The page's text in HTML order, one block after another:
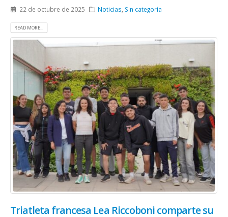
22 de octubre de 2025 Noticias Sin categoría
READ MORE...
Triatleta francesa Lea Riccoboni comparte su